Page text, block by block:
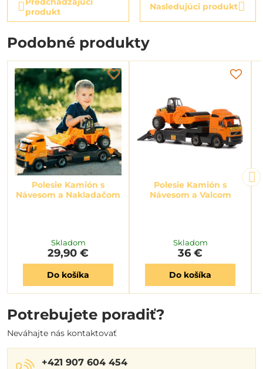
produkt
Nasledujúci produkt
Podobné produkty
Polesie Kamión s
Návesom a Nakladačom
Skladom
29,90 €
Do košíka
Polesie Kamión s
Návesom a Valcom
Skladom
36 €
Do košíka
Potrebujete poradiť?
Neváhajte nás kontaktovať
+421 907 604 454